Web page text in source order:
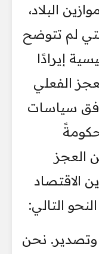
البلاد،
لم تتوضح
إيرادًا
الفعلي
سياسات
العجز
الاقتصاد
التالي:
وتصدير. نحن